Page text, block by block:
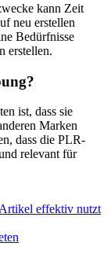
kann Zeit
neu erstellen
Bedürfnisse
erstellen.
ist, dass sie
Marken
dass die PLR-
relevant für
effektiv nutzt